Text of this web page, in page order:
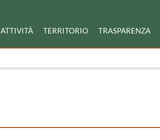
ATTIVITÀ TERRITORIO TRASPARENZA